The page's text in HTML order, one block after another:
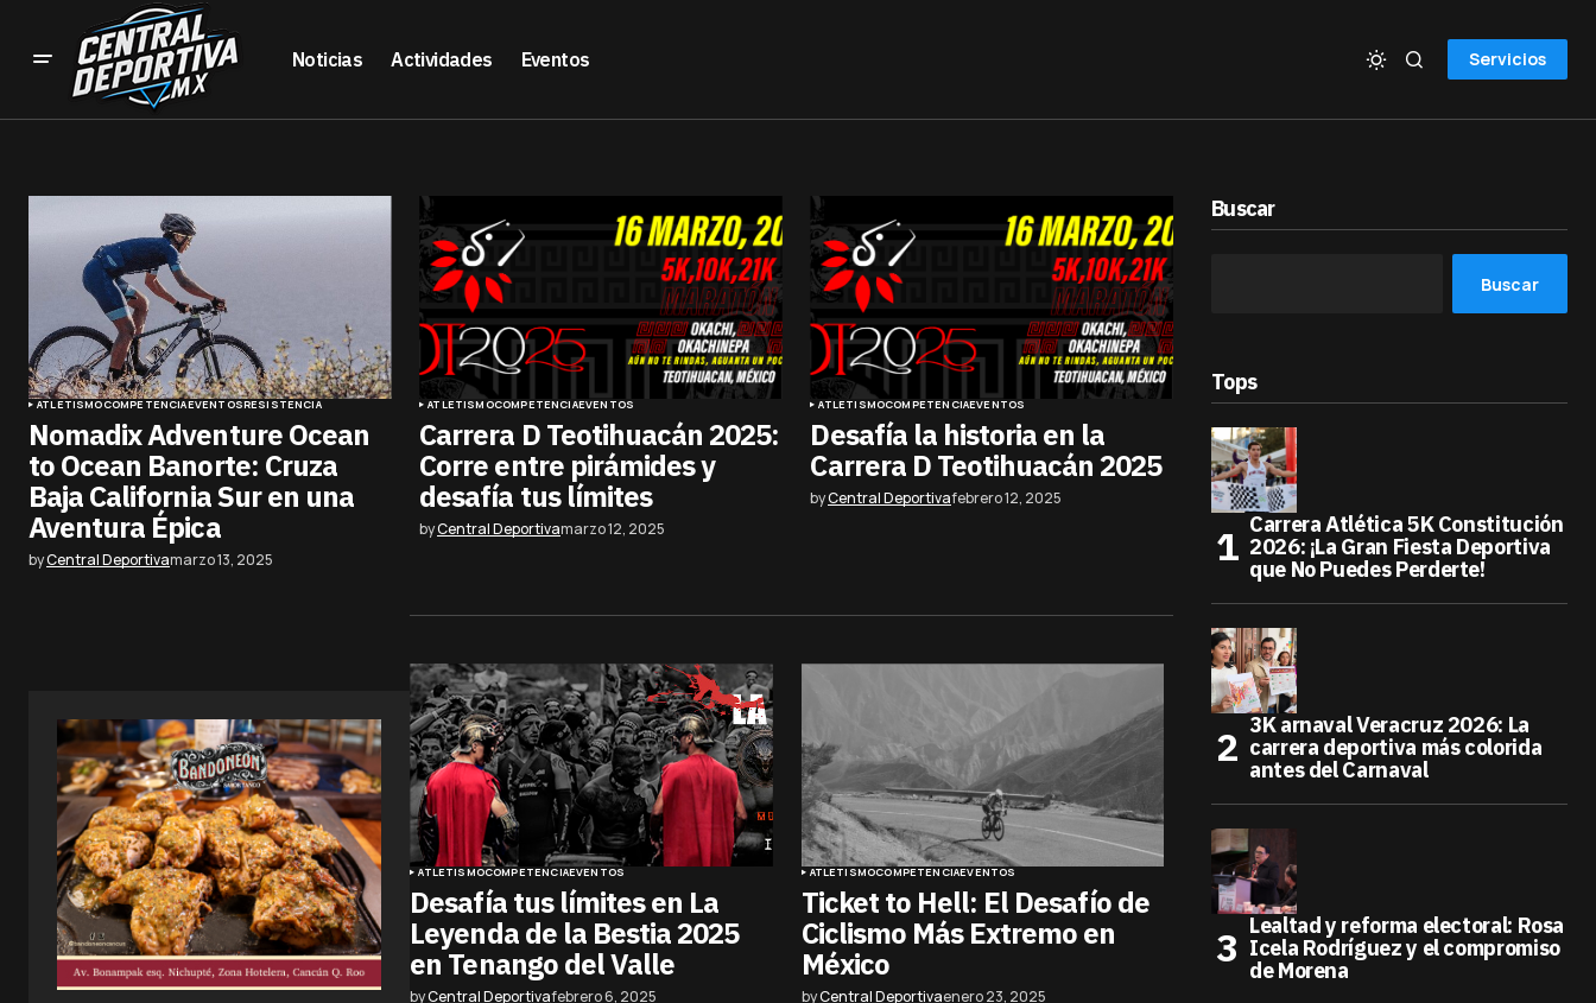
Noticias Actividades Eventos Servicios
ATLETISMOCOMPETENCIAEVENTOSRESISTENCIA
Nomadix Adventure Ocean
to Ocean Banorte: Cruza
Baja California Sur en una
Aventura Épica
byCentral Deportivamarzo 13, 2025
ATLETISMOCOMPETENCIAEVENTOS
Carrera D Teotihuacán 2025:
Corre entre pirámides y
desafía tus límites
byCentral Deportivamarzo 12, 2025
ATLETISMOCOMPETENCIAEVENTOS
Desafía la historia en la
Carrera D Teotihuacán 2025
byCentral Deportivafebrero 12, 2025
ATLETISMOCOMPETENCIAEVENTOS
Desafía tus límites en La
Leyenda de la Bestia 2025
en Tenango del Valle
byCentral Deportivafebrero 6, 2025
ATLETISMOCOMPETENCIAEVENTOS
Ticket to Hell: El Desafío de
Ciclismo Más Extremo en
México
byCentral Deportivaenero 23, 2025
Buscar
Buscar
Tops
Carrera Atlética 5K Constitución
2026: ¡La Gran Fiesta Deportiva
que No Puedes Perderte!
3K arnaval Veracruz 2026: La
carrera deportiva más colorida
antes del Carnaval
Lealtad y reforma electoral: Rosa
Icela Rodríguez y el compromiso
de Morena